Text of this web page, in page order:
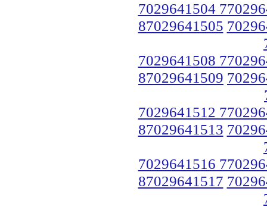
7029641504
87029641505
7029641508
87029641509
7029641512
87029641513
7029641516
87029641517